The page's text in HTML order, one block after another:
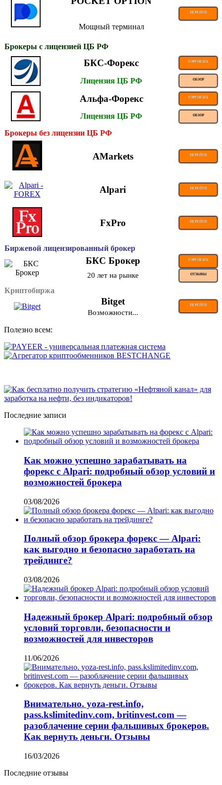
ПЕРЕЙТИ
Мощный терминал
Брокеры с лицензией ЦБ РФ
БКС-Форекс ТОРГОВАТЬ
Лицензия ЦБ РФ ОБЗОР
Альфа-Форекс ТОРГОВАТЬ
Лицензия ЦБ РФ ОБЗОР
Брокеры без лицензии ЦБ РФ
AMarkets ПЕРЕЙТИ
Alpari ПЕРЕЙТИ
FxPro ПЕРЕЙТИ
Биржевой лицензированный брокер
БКС Брокер ТОРГОВАТЬ
20 лет на рынке ОТЗЫВЫ
Криптобиржа
Bitget ПЕРЕЙТИ
Возможности...
Полезно всем:
Последние записи
Как можно успешно зарабатывать на
форекс с Alpari: подробный обзор условий и
возможностей брокера
03/08/2026
Полный обзор брокера форекс — Alpari:
как выгодно и безопасно заработать на
трейдинге?
03/08/2026
Надежный брокер Alpari: подробный обзор
условий торговли, безопасности и
возможностей для инвесторов
11/06/2026
Внимательно. yoza-rest.info,
pass.kslimitedinv.com, britinvest.com —
разоблачение серии фальшивых брокеров.
Как вернуть деньги. Отзывы
16/03/2026
Последние отзывы